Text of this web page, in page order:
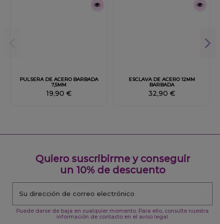
PULSERA DE ACERO BARBADA
7,5MM
19,90 €
ESCLAVA DE ACERO 12MM
BARBADA
32,90 €
Quiero suscribirme y conseguir
un 10% de descuento
Puede darse de baja en cualquier momento. Para ello, consulte nuestra
información de contacto en el aviso legal.